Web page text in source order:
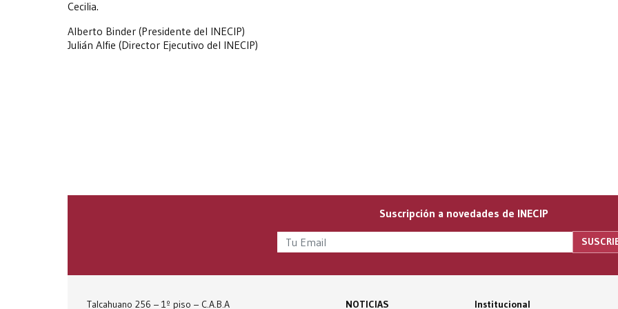
Cecilia.
Alberto Binder (Presidente del INECIP)
Julián Alfie (Director Ejecutivo del INECIP)
Suscripción a novedades de INECIP
Talcahuano 256 – 1º piso – C.A.B.A NOTICIAS Institucional